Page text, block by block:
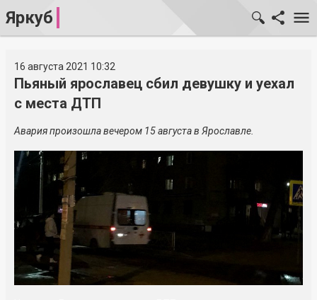
Яркуб
16 августа 2021 10:32
Пьяный ярославец сбил девушку и уехал
с места ДТП
Авария произошла вечером 15 августа в Ярославле.